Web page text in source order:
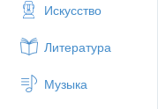
Искусство
Литература
Музыка